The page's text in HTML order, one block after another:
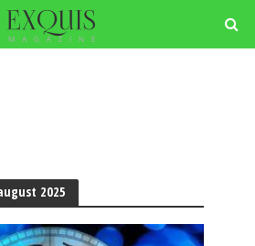
2025